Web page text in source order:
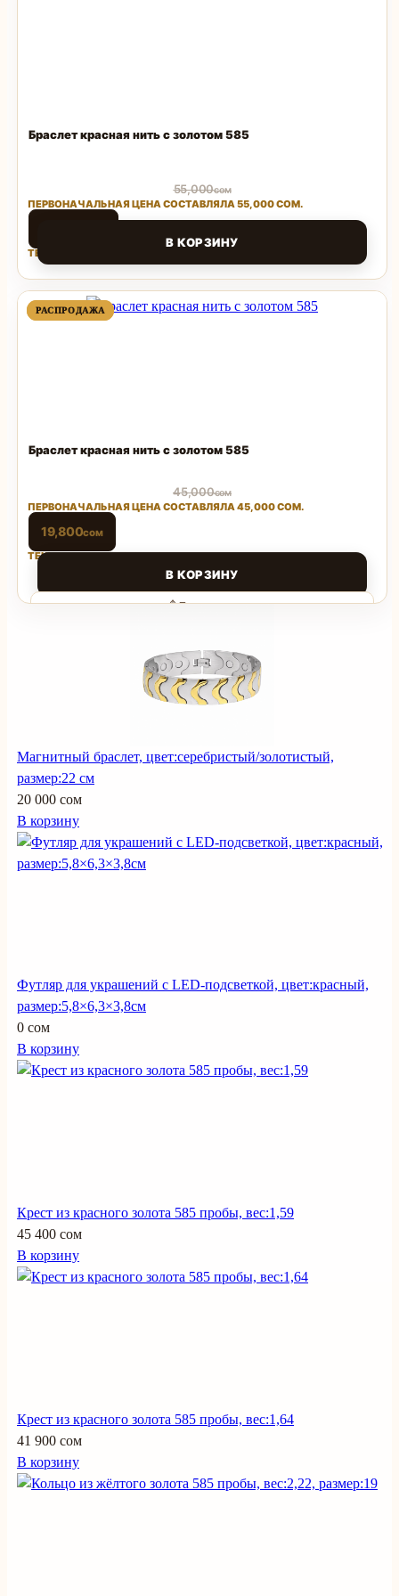
Браслет красная нить с золотом 585
55,000сом
ПЕРВОНАЧАЛЬНАЯ ЦЕНА СОСТАВЛЯЛА 55,000 СОМ.
ТЕКУЩАЯ ЦЕНА: 24,200 СОМ.
В КОРЗИНУ
Поделиться
РАСПРОДАЖА ПРОДАВАЕМЫЙ
ТОВАР
РАСПРОДАЖА ПРОДАВАЕМЫЙ
ТОВАР
Браслет красная нить с золотом 585
45,000сом
ПЕРВОНАЧАЛЬНАЯ ЦЕНА СОСТАВЛЯЛА 45,000 СОМ.
19,800сом
ТЕКУЩАЯ ЦЕНА: 19,800 СОМ.
В КОРЗИНУ
Поделиться
Магнитный браслет, цвет:серебристый/золотистый,
размер:22 см
20 000 сом
В корзину
Футляр для украшений с LED-подсветкой, цвет:красный,
размер:5,8×6,3×3,8см
0 сом
В корзину
Крест из красного золота 585 пробы, вес:1,59
45 400 сом
В корзину
Крест из красного золота 585 пробы, вес:1,64
41 900 сом
В корзину